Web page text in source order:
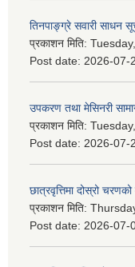
तिनपाङ्ग्रे सवारी साधन
प्रकाशन मिति:
Post date: 2026-07-
उपकरण तथा मेसिनरी
प्रकाशन मिति:
Post date: 2026-07-
छात्रवृत्तिमा दोस्रो
प्रकाशन मिति:
Post date: 2026-07-